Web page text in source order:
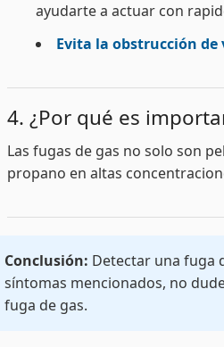
ayudarte a actuar con
Evita la obstrucción
4. ¿Por qué es
Las fugas de gas no solo son
propano en altas
Conclusión: Detectar una fuga
síntomas mencionados, no
fuga de gas.